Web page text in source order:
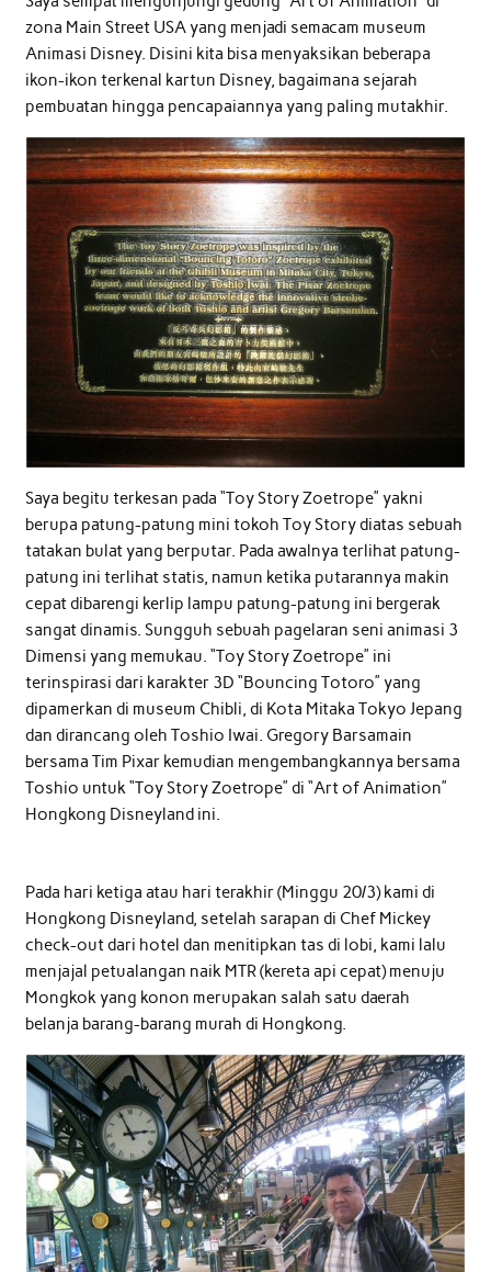
zona Main Street USA yang menjadi semacam museum
Animasi Disney. Disini kita bisa menyaksikan beberapa
ikon-ikon terkenal kartun Disney, bagaimana sejarah
pembuatan hingga pencapaiannya yang paling mutakhir.
Saya begitu terkesan pada “Toy Story Zoetrope” yakni
berupa patung-patung mini tokoh Toy Story diatas sebuah
tatakan bulat yang berputar. Pada awalnya terlihat patung-
patung ini terlihat statis, namun ketika putarannya makin
cepat dibarengi kerlip lampu patung-patung ini bergerak
sangat dinamis. Sungguh sebuah pagelaran seni animasi 3
Dimensi yang memukau. “Toy Story Zoetrope” ini
terinspirasi dari karakter 3D “Bouncing Totoro” yang
dipamerkan di museum Chibli, di Kota Mitaka Tokyo Jepang
dan dirancang oleh Toshio Iwai. Gregory Barsamain
bersama Tim Pixar kemudian mengembangkannya bersama
Toshio untuk “Toy Story Zoetrope” di “Art of Animation”
Hongkong Disneyland ini.
Pada hari ketiga atau hari terakhir (Minggu 20/3) kami di
Hongkong Disneyland, setelah sarapan di Chef Mickey
check-out dari hotel dan menitipkan tas di lobi, kami lalu
menjajal petualangan naik MTR (kereta api cepat) menuju
Mongkok yang konon merupakan salah satu daerah
belanja barang-barang murah di Hongkong.